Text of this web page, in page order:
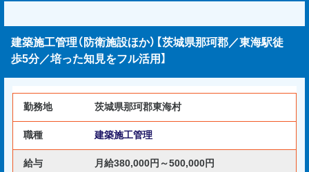
建築施工管理（防衛施設ほか）【茨城県那珂郡／東海駅徒
歩5分／培った知見をフル活用】
勤務地 茨城県那珂郡東海村
職種 建築施工管理
給与 月給380,000円～500,000円